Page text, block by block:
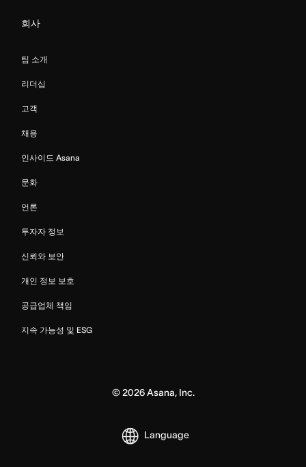
회사
팀 소개
리더십
고객
채용
인사이드 Asana
문화
언론
투자자 정보
신뢰와 보안
개인 정보 보호
공급업체 책임
지속 가능성 및 ESG
© 2026Asana, Inc.
Language